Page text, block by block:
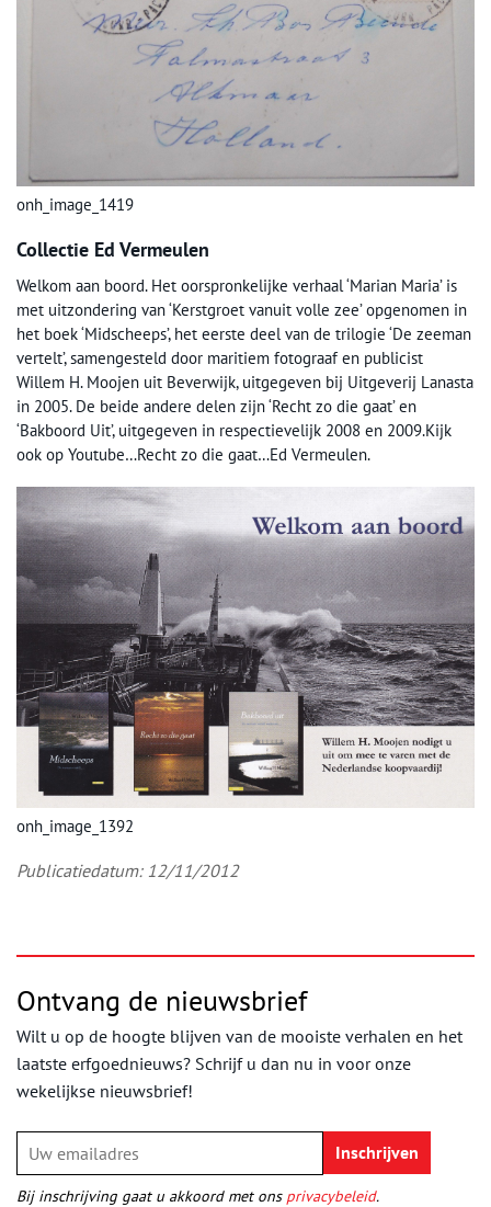
onh_image_1419
Collectie Ed Vermeulen
Welkom aan boord. Het oorspronkelijke verhaal ‘Marian Maria’ is
met uitzondering van ‘Kerstgroet vanuit volle zee’ opgenomen in
het boek ‘Midscheeps’, het eerste deel van de trilogie ‘De zeeman
vertelt’, samengesteld door maritiem fotograaf en publicist
Willem H. Moojen uit Beverwijk, uitgegeven bij Uitgeverij Lanasta
in 2005. De beide andere delen zijn ‘Recht zo die gaat’ en
‘Bakboord Uit’, uitgegeven in respectievelijk 2008 en 2009.Kijk
ook op Youtube…Recht zo die gaat…Ed Vermeulen.
onh_image_1392
Publicatiedatum: 12/11/2012
Ontvang de nieuwsbrief
Wilt u op de hoogte blijven van de mooiste verhalen en het
laatste erfgoednieuws? Schrijf u dan nu in voor onze
wekelijkse nieuwsbrief!
Bij inschrijving gaat u akkoord met ons privacybeleid.